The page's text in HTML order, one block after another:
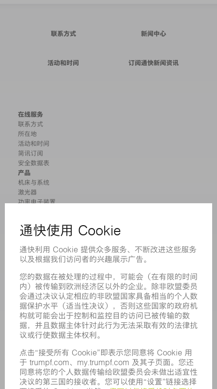
联系方式 新闻中心
活动和时间 订阅通快新闻资讯
在线服务
联系方式
所在地
活动和时间
简讯订阅
安全数据表
产品
机床与系统
激光器
功率电子装置
软件
应用
行业
职业发展
招聘职位
企业简介
董事会
业务报告
企业宗旨
合规
举报系统
安全
新闻稿
杂志
可持续性